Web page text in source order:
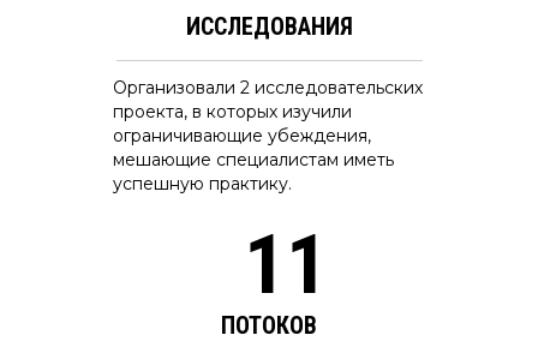
Организовали 2 исследовательских
проекта, в которых изучили
ограничивающие убеждения,
мешающие специалистам иметь
успешную практику.
ИССЛЕДОВАНИЯ
ПОТОКОВ
11